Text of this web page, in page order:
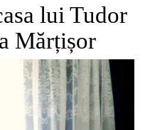
lui Tudor
Mărțișor